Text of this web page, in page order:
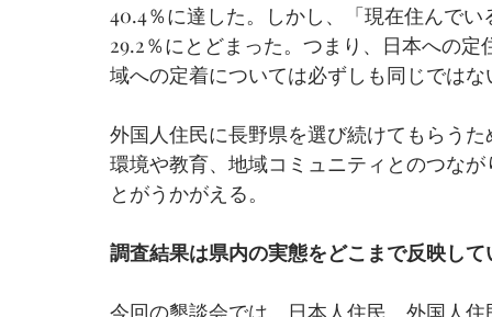
40.4％に達した。しかし、「現在住んで
29.2％にとどまった。つまり、日本への
域への定着については必ずしも同じでは
外国人住民に長野県を選び続けてもらう
環境や教育、地域コミュニティとのつな
とがうかがえる。
調査結果は県内の実態をどこまで反映して
今回の懇談会では、日本人住民、外国人